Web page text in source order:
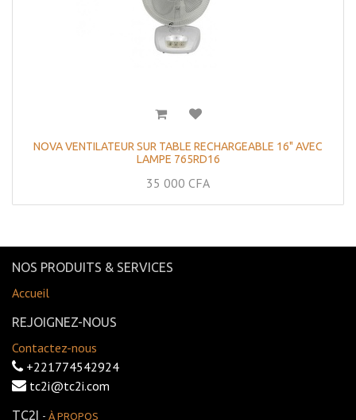
NOVA VENTILATEUR SUR TABLE RECHARGEABLE 16" AVEC
LAMPE 765RD16
35 000 CFA
NOS PRODUITS & SERVICES
Accueil
REJOIGNEZ-NOUS
Contactez-nous
+221774542924
tc2i@tc2i.com
TC2I - À PROPOS